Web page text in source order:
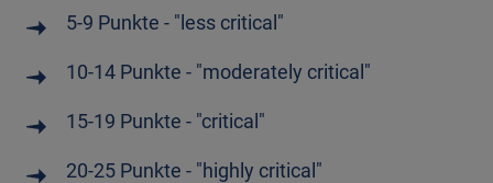
5-9 Punkte - "less critical"
10-14 Punkte - "moderately critical"
15-19 Punkte - "critical"
20-25 Punkte - "highly critical"